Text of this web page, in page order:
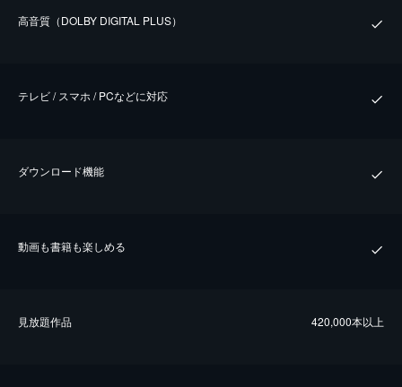
⾼⾳質（DOLBY DIGITAL PLUS）
テレビ / スマホ / PCなどに対応
ダウンロード機能
動画も書籍も楽しめる
⾒放題作品 420,000本以上